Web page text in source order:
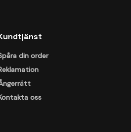
din order
oss